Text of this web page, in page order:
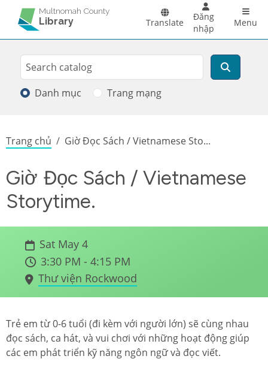
Skip to main content
Multnomah County
Library Translate
Đăng
nhập
Menu
Search
Tìm kiếm
Danh mục Trang mạng
Breadcrumb
Trang chủ Giờ Đọc Sách / Vietnamese Sto...
Giờ Đọc Sách / Vietnamese
Storytime.
Sat May 4
3:30 PM - 4:15 PM
Thư viện Rockwood
Trẻ em từ 0-6 tuổi (đi kèm với người lớn) sẽ cùng nhau
đọc sách, ca hát, và vui chơi với những hoạt động giúp
các em phát triển kỹ năng ngôn ngữ và đọc viết.